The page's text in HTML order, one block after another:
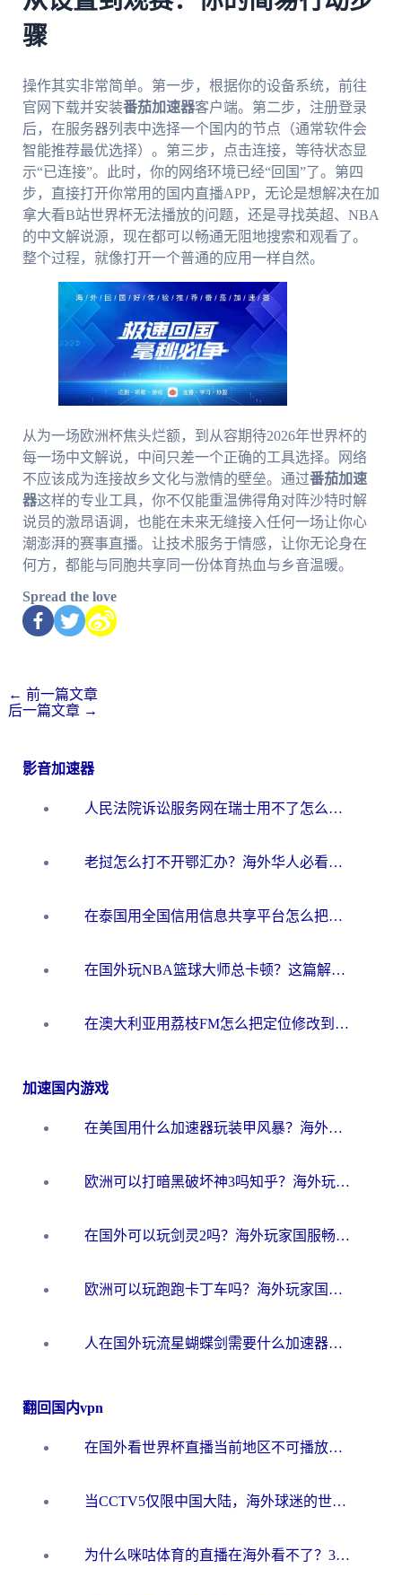
骤
操作其实非常简单。第一步，根据你的设备系统，前往
官网下载并安装番茄加速器客户端。第二步，注册登录
后，在服务器列表中选择一个国内的节点（通常软件会
智能推荐最优选择）。第三步，点击连接，等待状态显
示“已连接”。此时，你的网络环境已经“回国”了。第四
步，直接打开你常用的国内直播APP，无论是想解决在加
拿大看B站世界杯无法播放的问题，还是寻找英超、NBA
的中文解说源，现在都可以畅通无阻地搜索和观看了。
整个过程，就像打开一个普通的应用一样自然。
从为一场欧洲杯焦头烂额，到从容期待2026年世界杯的
每一场中文解说，中间只差一个正确的工具选择。网络
不应该成为连接故乡文化与激情的壁垒。通过番茄加速
器这样的专业工具，你不仅能重温佛得角对阵沙特时解
说员的激昂语调，也能在未来无缝接入任何一场让你心
潮澎湃的赛事直播。让技术服务于情感，让你无论身在
何方，都能与同胞共享同一份体育热血与乡音温暖。
Spread the love
← 前一篇文章
后一篇文章 →
影音加速器
人民法院诉讼服务网在瑞士用不了怎么办？海外华人必备的回国加速指南
老挝怎么打不开鄂汇办？海外华人必看的回国加速全攻略（附欧洲杯小说流畅技巧）
在泰国用全国信用信息共享平台怎么把定位修改到中国国内？海外党解决国内服务访问难题的实用指南
在国外玩NBA篮球大师总卡顿？这篇解决你所有海外看国内内容的烦恼
在澳大利亚用荔枝FM怎么把定位修改到中国国内？海外华人必看的内容访问指南
加速国内游戏
在美国用什么加速器玩装甲风暴？海外玩家亲测有效的国服游戏加速指南
欧洲可以打暗黑破坏神3吗知乎？海外玩家国服游戏加速终极指南
在国外可以玩剑灵2吗？海外玩家国服畅玩终极指南（附永恒之塔明日方舟加速方案）
欧洲可以玩跑跑卡丁车吗？海外玩家国服游戏畅玩终极指南（附QQ炫舞剑网3解决方案）
人在国外玩流星蝴蝶剑需要什么加速器？老玩家亲测的终极解决方案
翻回国内vpn
在国外看世界杯直播当前地区不可播放？海外党必看的回国加速全攻略
当CCTV5仅限中国大陆，海外球迷的世界杯狂欢如何继续？
为什么咪咕体育的直播在海外看不了？3步解决海外看世界杯+抖音地区限制难题